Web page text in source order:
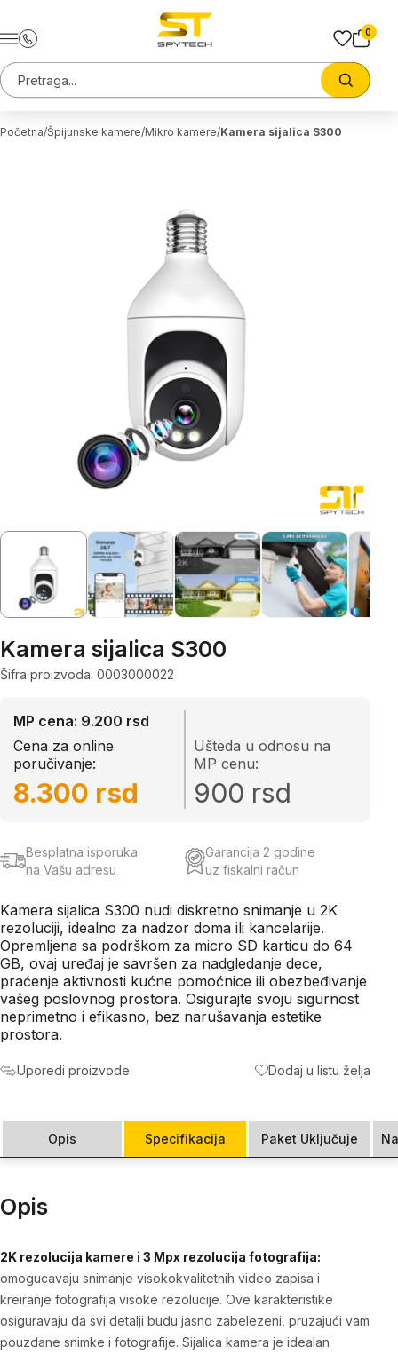
0
Pretraga sajta
Trazi
Početna Špijunske kamere Mikro kamere Kamera sijalica S300
Kamera sijalica S300
Šifra proizvoda: 0003000022
MP cena: 9.200 rsd
Cena za online
poručivanje:
8.300 rsd
Ušteda u odnosu na
MP cenu:
900 rsd
Kamera sijalica S300 nudi diskretno snimanje u 2K
rezoluciji, idealno za nadzor doma ili kancelarije.
Opremljena sa podrškom za micro SD karticu do 64
GB, ovaj uređaj je savršen za nadgledanje dece,
praćenje aktivnosti kućne pomoćnice ili obezbeđivanje
vašeg poslovnog prostora. Osigurajte svoju sigurnost
neprimetno i efikasno, bez narušavanja estetike
prostora.
Uporedi proizvode Dodaj u listu želja
Besplatna isporuka
na Vašu adresu
Garancija 2 godine
uz fiskalni račun
Opis Specifikacija Paket Uključuje
Opis
2K rezolucija kamere i 3 Mpx rezolucija fotografija:
omogucavaju snimanje visokokvalitetnih video zapisa i
kreiranje fotografija visoke rezolucije. Ove karakteristike
osiguravaju da svi detalji budu jasno zabelezeni, pruzajući vam
pouzdane snimke i fotografije. Sijalica kamera je idealan